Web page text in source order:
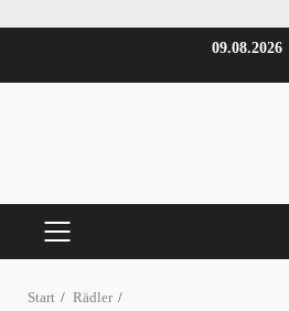
09.08.2026
PRIMÄRES
Start
Rädler